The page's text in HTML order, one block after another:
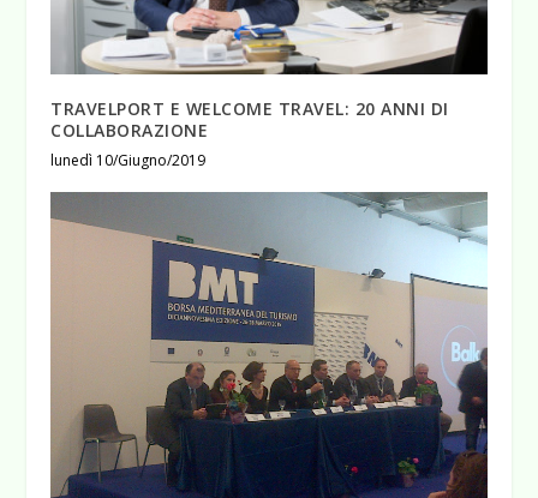
TRAVELPORT E WELCOME TRAVEL: 20 ANNI DI
COLLABORAZIONE
lunedì 10/Giugno/2019